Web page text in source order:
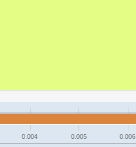
0.004 0.005 0.006